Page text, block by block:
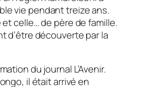
vie pendant treize ans.
celle… de père de famille.
d’être découverte par la
du journal L’Avenir.
il était arrivé en